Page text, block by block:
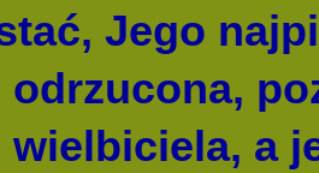
Jego
odrzucona,
wielbiciela, a